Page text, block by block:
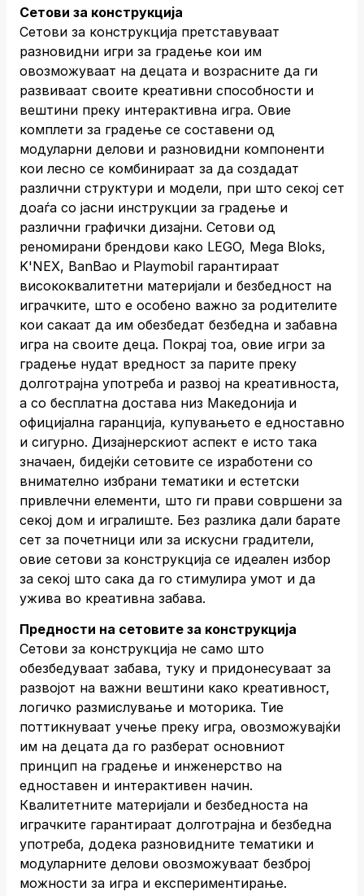
Сетови за конструкција
Сетови за конструкција претставуваат
разновидни игри за градење кои им
овозможуваат на децата и возрасните да ги
развиваат своите креативни способности и
вештини преку интерактивна игра. Овие
комплети за градење се составени од
модуларни делови и разновидни компоненти
кои лесно се комбинираат за да создадат
различни структури и модели, при што секој сет
доаѓа со јасни инструкции за градење и
различни графички дизајни. Сетови од
реномирани брендови како LEGO, Mega Bloks,
K'NEX, BanBao и Playmobil гарантираат
висококвалитетни материјали и безбедност на
играчките, што е особено важно за родителите
кои сакаат да им обезбедат безбедна и забавна
игра на своите деца. Покрај тоа, овие игри за
градење нудат вредност за парите преку
долготрајна употреба и развој на креативноста,
а со бесплатна достава низ Македонија и
официјална гаранција, купувањето е едноставно
и сигурно. Дизајнерскиот аспект е исто така
значаен, бидејќи сетовите се изработени со
внимателно избрани тематики и естетски
привлечни елементи, што ги прави совршени за
секој дом и игралиште. Без разлика дали барате
сет за почетници или за искусни градители,
овие сетови за конструкција се идеален избор
за секој што сака да го стимулира умот и да
ужива во креативна забава.
Предности на сетовите за конструкција
Сетови за конструкција не само што
обезбедуваат забава, туку и придонесуваат за
развојот на важни вештини како креативност,
логичко размислување и моторика. Тие
поттикнуваат учење преку игра, овозможувајќи
им на децата да го разберат основниот
принцип на градење и инженерство на
едноставен и интерактивен начин.
Квалитетните материјали и безбедноста на
играчките гарантираат долготрајна и безбедна
употреба, додека разновидните тематики и
модуларните делови овозможуваат безброј
можности за игра и експериментирање.